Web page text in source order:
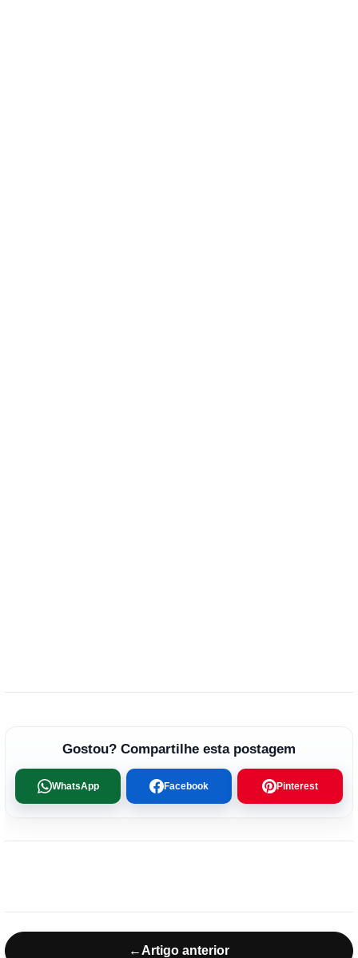
Gostou? Compartilhe esta postagem
WhatsApp Facebook Pinterest
←Artigo anterior